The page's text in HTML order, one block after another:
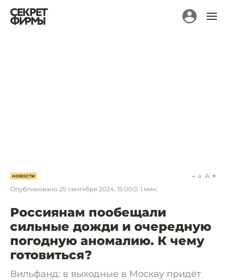
НОВОСТИ
Опубликовано 25 сентября 2024, 15:00 1 мин.
a A
Россиянам пообещали
сильные дожди и очередную
погодную аномалию. К чему
готовиться?
Вильфанд: в выходные в Москву придёт